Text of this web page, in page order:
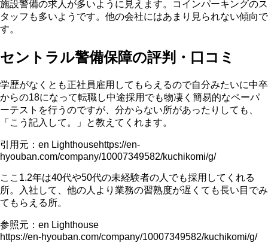
施設警備の求人が多いように見えます。コインパーキングのス
タッフも多いようです。他の会社にはあまり見られない傾向で
す。
セントラル警備保障の評判・口コミ
学歴がなくとも正社員雇用してもらえるので自分みたいに中卒
からの18になって転職し中途採用でも物凄く簡易的なペーパ
ーテストを行うのですが、分からない所があったりしても、
「こう記入して。」と教えてくれます。
引用元：en Lighthousehttps://en-
hyouban.com/company/10007349582/kuchikomi/g/
ここ1.2年は40代や50代の未経験者の人でも採用してくれる
所。入社して、他の人より業務の習熟度が遅くても長い目でみ
てもらえる所。
参照元：en Lighthouse
https://en-hyouban.com/company/10007349582/kuchikomi/g/